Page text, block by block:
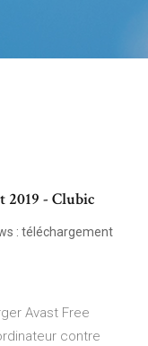
- Clubic
: téléchargement
Avast Free
contre